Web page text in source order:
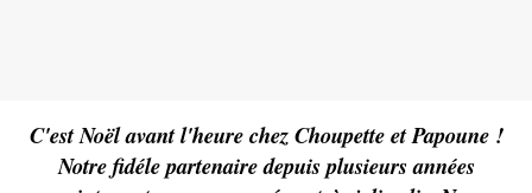
C'est Noël avant l'heure chez Choupette et Papoune !
Notre fidéle partenaire depuis plusieurs années